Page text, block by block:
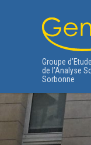
Groupe
de l’Analyse
Sorbonne